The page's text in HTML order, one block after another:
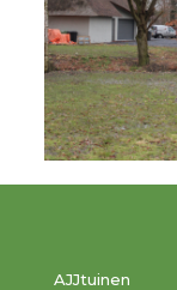
AJJtuinen